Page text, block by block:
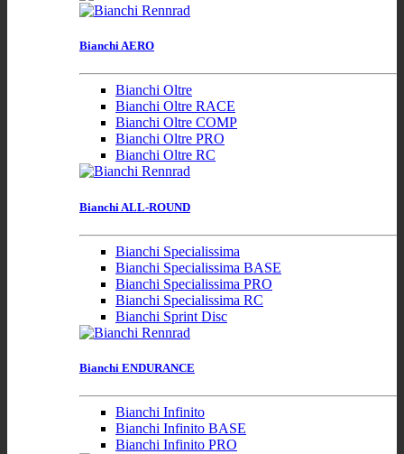
Bianchi AERO
Bianchi Oltre
Bianchi Oltre RACE
Bianchi Oltre COMP
Bianchi Oltre PRO
Bianchi Oltre RC
Bianchi ALL-ROUND
Bianchi Specialissima
Bianchi Specialissima BASE
Bianchi Specialissima PRO
Bianchi Specialissima RC
Bianchi Sprint Disc
Bianchi ENDURANCE
Bianchi Infinito
Bianchi Infinito BASE
Bianchi Infinito PRO